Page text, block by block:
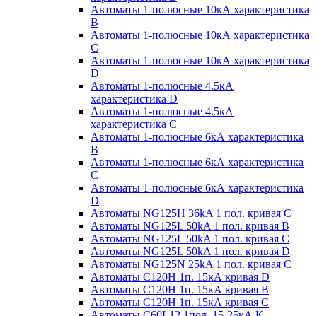
Автоматы 1-полюсные 10кА характеристика
B
Автоматы 1-полюсные 10кА характеристика
C
Автоматы 1-полюсные 10кА характеристика
D
Автоматы 1-полюсные 4.5кА
характеристика D
Автоматы 1-полюсные 4.5кА
характеристика С
Автоматы 1-полюсные 6кА характеристика
B
Автоматы 1-полюсные 6кА характеристика
C
Автоматы 1-полюсные 6кА характеристика
D
Автоматы NG125H 36kA 1 пол. кривая C
Автоматы NG125L 50kA 1 пол. кривая B
Автоматы NG125L 50kA 1 пол. кривая C
Автоматы NG125L 50kA 1 пол. кривая D
Автоматы NG125N 25kA 1 пол. кривая C
Автоматы С120H 1п. 15кА кривая D
Автоматы С120H 1п. 15кА кривая В
Автоматы С120H 1п. 15кА кривая С